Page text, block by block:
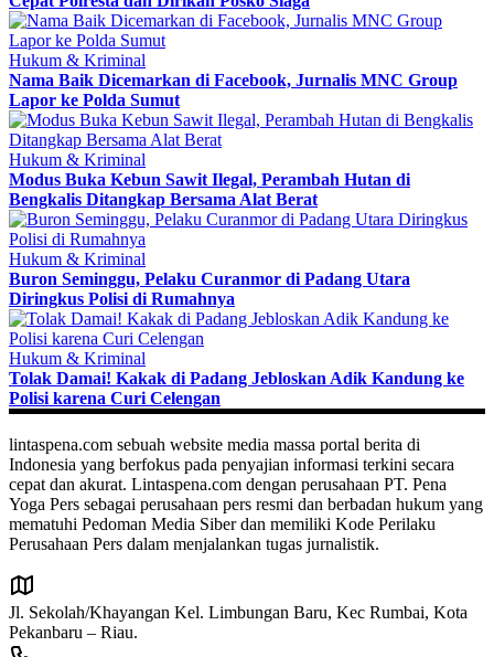
Hukum & Kriminal
Nama Baik Dicemarkan di Facebook, Jurnalis MNC Group
Lapor ke Polda Sumut
Hukum & Kriminal
Modus Buka Kebun Sawit Ilegal, Perambah Hutan di
Bengkalis Ditangkap Bersama Alat Berat
Hukum & Kriminal
Buron Seminggu, Pelaku Curanmor di Padang Utara
Diringkus Polisi di Rumahnya
Hukum & Kriminal
Tolak Damai! Kakak di Padang Jebloskan Adik Kandung ke
Polisi karena Curi Celengan
lintaspena.com sebuah website media massa portal berita di
Indonesia yang berfokus pada penyajian informasi terkini secara
cepat dan akurat. Lintaspena.com dengan perusahaan PT. Pena
Yoga Pers sebagai perusahaan pers resmi dan berbadan hukum yang
mematuhi Pedoman Media Siber dan memiliki Kode Perilaku
Perusahaan Pers dalam menjalankan tugas jurnalistik.
Jl. Sekolah/Khayangan Kel. Limbungan Baru, Kec Rumbai, Kota
Pekanbaru – Riau.